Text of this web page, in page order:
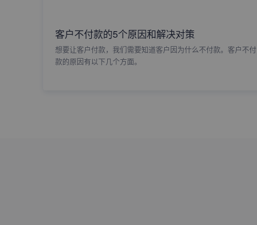
客户不付款的5个原因和解决对策
想要让客户付款，我们需要知道客户因为什么不付款。客户不付
款的原因有以下几个方面。